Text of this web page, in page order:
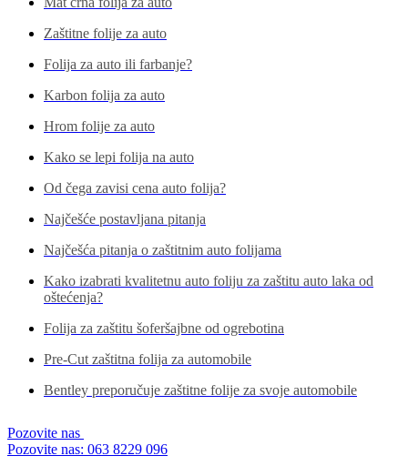
Zaštitne folije za auto
Folija za auto ili farbanje?
Karbon folija za auto
Hrom folije za auto
Kako se lepi folija na auto
Od čega zavisi cena auto folija?
Najčešće postavljana pitanja
Najčešća pitanja o zaštitnim auto folijama
Kako izabrati kvalitetnu auto foliju za zaštitu auto laka od
oštećenja?
Folija za zaštitu šoferšajbne od ogrebotina
Pre-Cut zaštitna folija za automobile
Bentley preporučuje zaštitne folije za svoje automobile
Pozovite nas
Pozovite nas: 063 8229 096